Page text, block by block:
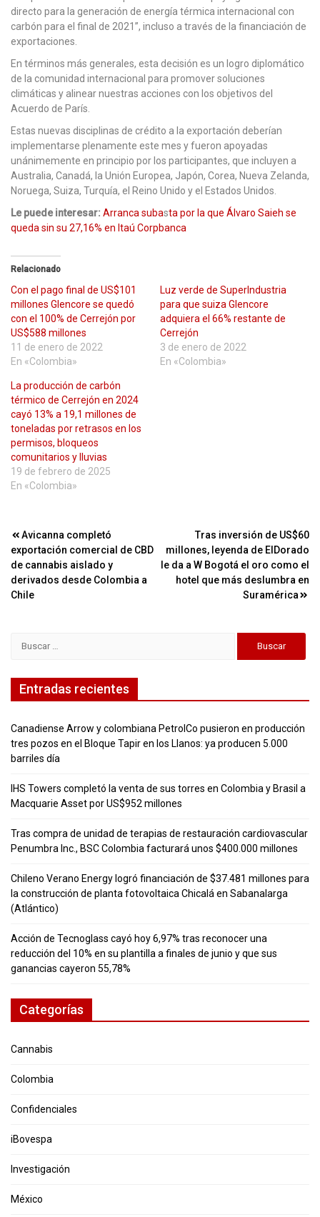
directo para la generación de energía térmica internacional con
carbón para el final de 2021”, incluso a través de la financiación de
exportaciones.
En términos más generales, esta decisión es un logro diplomático
de la comunidad internacional para promover soluciones
climáticas y alinear nuestras acciones con los objetivos del
Acuerdo de París.
Estas nuevas disciplinas de crédito a la exportación deberían
implementarse plenamente este mes y fueron apoyadas
unánimemente en principio por los participantes, que incluyen a
Australia, Canadá, la Unión Europea, Japón, Corea, Nueva Zelanda,
Noruega, Suiza, Turquía, el Reino Unido y el Estados Unidos.
Le puede interesar: Arranca subasta por la que Álvaro Saieh se
queda sin su 27,16% en Itaú Corpbanca
Relacionado
Con el pago final de US$101
millones Glencore se quedó
con el 100% de Cerrejón por
US$588 millones
11 de enero de 2022
En «Colombia»
Luz verde de SuperIndustria
para que suiza Glencore
adquiera el 66% restante de
Cerrejón
3 de enero de 2022
En «Colombia»
La producción de carbón
térmico de Cerrejón en 2024
cayó 13% a 19,1 millones de
toneladas por retrasos en los
permisos, bloqueos
comunitarios y lluvias
19 de febrero de 2025
En «Colombia»
Navegación
de
entradas
Avicanna completó
exportación comercial de CBD
de cannabis aislado y
derivados desde Colombia a
Chile
Tras inversión de US$60
millones, leyenda de ElDorado
le da a W Bogotá el oro como el
hotel que más deslumbra en
Suramérica
Entradas recientes
Canadiense Arrow y colombiana PetrolCo pusieron en producción
tres pozos en el Bloque Tapir en los Llanos: ya producen 5.000
barriles día
IHS Towers completó la venta de sus torres en Colombia y Brasil a
Macquarie Asset por US$952 millones
Tras compra de unidad de terapias de restauración cardiovascular
Penumbra Inc., BSC Colombia facturará unos $400.000 millones
Chileno Verano Energy logró financiación de $37.481 millones para
la construcción de planta fotovoltaica Chicalá en Sabanalarga
(Atlántico)
Acción de Tecnoglass cayó hoy 6,97% tras reconocer una
reducción del 10% en su plantilla a finales de junio y que sus
ganancias cayeron 55,78%
Categorías
Cannabis
Colombia
Confidenciales
iBovespa
Investigación
México